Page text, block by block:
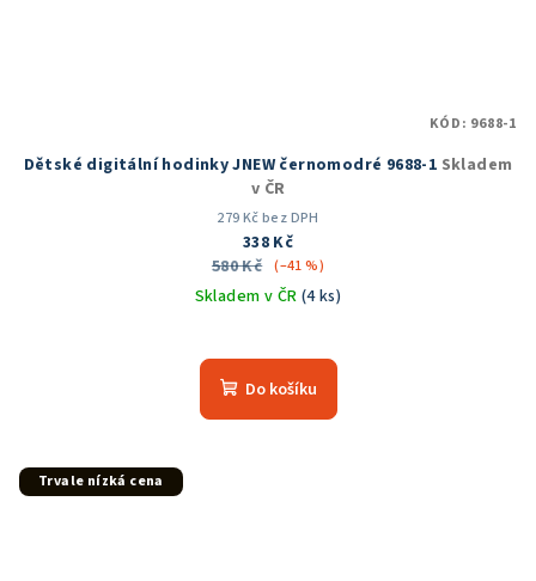
Dětské digitální hodinky JNEW černomodré 9688-1 Skladem
v ČR
279 Kč bez DPH
338 Kč
580 Kč (–41 %)
Skladem v ČR (4 ks)
hodnocení
produktu
Do košíku
KÓD: 9688-1
Trvale nízká cena